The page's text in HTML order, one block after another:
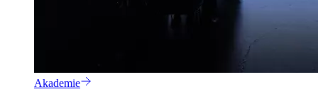
Akademie